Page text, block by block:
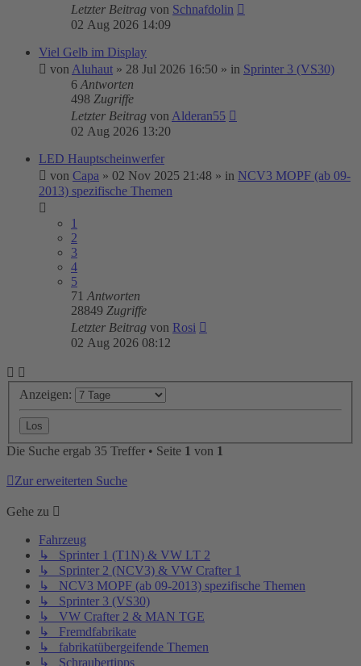
Letzter Beitrag von Schnafdolin
02 Aug 2026 14:09
Viel Gelb im Display
von Aluhaut » 28 Jul 2026 16:50 » in Sprinter 3 (VS30)
6 Antworten
498 Zugriffe
Letzter Beitrag von Alderan55
02 Aug 2026 13:20
LED Hauptscheinwerfer
von Capa » 02 Nov 2025 21:48 » in NCV3 MOPF (ab 09-
2013) spezifische Themen
1
2
3
4
5
71 Antworten
28849 Zugriffe
Letzter Beitrag von Rosi
02 Aug 2026 08:12
Anzeigen:
Die Suche ergab 35 Treffer • Seite 1 von 1
Zur erweiterten Suche
Gehe zu
Fahrzeug
↳ Sprinter 1 (T1N) & VW LT 2
↳ Sprinter 2 (NCV3) & VW Crafter 1
↳ NCV3 MOPF (ab 09-2013) spezifische Themen
↳ Sprinter 3 (VS30)
↳ VW Crafter 2 & MAN TGE
↳ Fremdfabrikate
↳ fabrikatübergeifende Themen
↳ Schraubertipps